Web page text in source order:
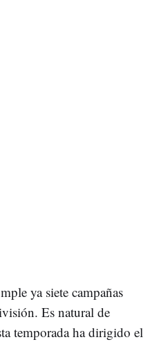
ya siete campañas
Es natural de
temporada ha dirigido el